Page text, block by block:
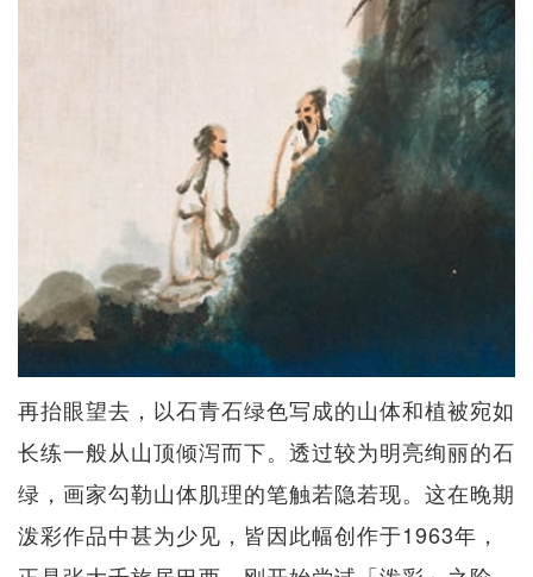
再抬眼望去，以石青石绿色写成的山体和植被宛如
长练一般从山顶倾泻而下。透过较为明亮绚丽的石
绿，画家勾勒山体肌理的笔触若隐若现。这在晚期
泼彩作品中甚为少见，皆因此幅创作于1963年，